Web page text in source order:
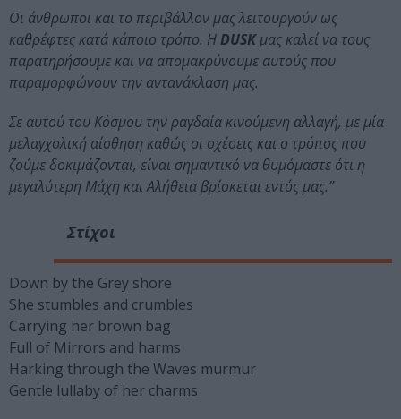
Οι άνθρωποι και το περιβάλλον μας λειτουργούν ως
καθρέφτες κατά κάποιο τρόπο. ΗDUSKμας καλεί να τους
παρατηρήσουμε και να απομακρύνουμε αυτούς που
παραμορφώνουν την αντανάκλαση μας.
Σε αυτού του Κόσμου την ραγδαία κινούμενη αλλαγή, με μία
μελαγχολική αίσθηση καθώς οι σχέσεις και ο τρόπος που
ζούμε δοκιμάζονται, είναι σημαντικό να θυμόμαστε ότι η
μεγαλύτερη Μάχη και Αλήθεια βρίσκεται εντός μας.”
Στίχοι
Down by the Grey shore
She stumbles and crumbles
Carrying her brown bag
Full of Mirrors and harms
Harking through the Waves murmur
Gentle lullaby of her charms